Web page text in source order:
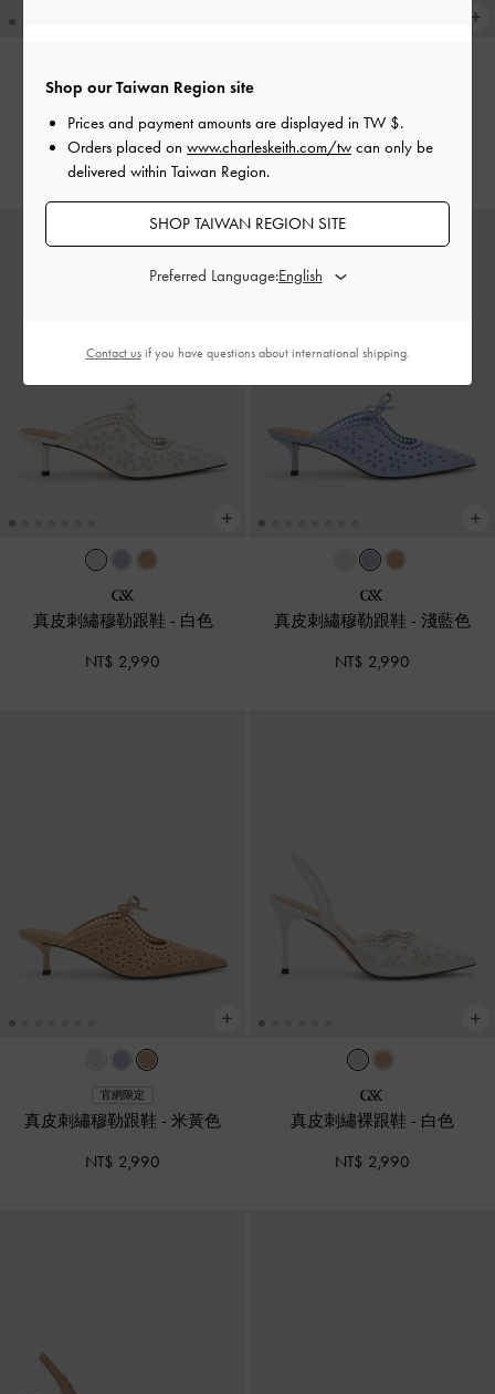
真皮水鑽釦裸跟鞋-白色
NT$ 2,990
真皮水鑽釦裸跟鞋
NT$ 2,990
真皮刺繡穆勒跟鞋 - 白色
NT$ 2,990
真皮刺繡穆勒跟鞋 - 淺藍色
NT$ 2,990
官網限定
真皮刺繡穆勒跟鞋 -米黃色
NT$ 2,990
真皮刺繡裸跟鞋 - 白色
NT$ 2,990
Shop our Taiwan Region site
Prices and payment amounts are displayed in TW $.
Orders placed on www.charleskeith.com/tw can only be
delivered within Taiwan Region.
SHOP TAIWAN REGION SITE
Preferred Language:
Contact usif you have questions about international shipping.